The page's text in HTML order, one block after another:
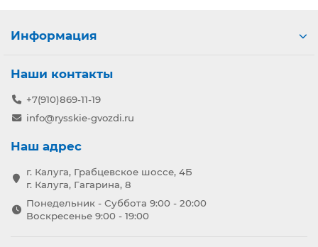
Информация
Наши контакты
+7(910)869-11-19
info@rysskie-gvozdi.ru
Наш адрес
г. Калуга, Грабцевское шоссе, 4Б
г. Калуга, Гагарина, 8
Понедельник - Суббота 9:00 - 20:00
Воскресенье 9:00 - 19:00